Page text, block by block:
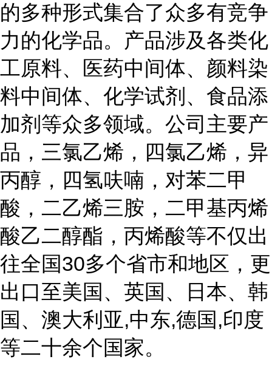
的多种形式集合了众多有竞争
力的化学品。产品涉及各类化
工原料、医药中间体、颜料染
料中间体、化学试剂、食品添
加剂等众多领域。公司主要产
品，三氯乙烯，四氯乙烯，异
丙醇，四氢呋喃，对苯二甲
酸，二乙烯三胺，二甲基丙烯
酸乙二醇酯，丙烯酸等不仅出
往全国30多个省市和地区，更
出口至美国、英国、日本、韩
国、澳大利亚,中东,德国,印度
等二十余个国家。